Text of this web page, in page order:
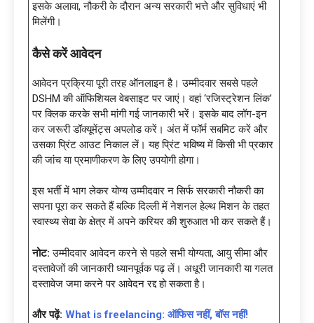
इसके अलावा, नौकरी के दौरान अन्य सरकारी भत्ते और सुविधाएं भी
मिलेंगी।
कैसे करें आवेदन
आवेदन प्रक्रिया पूरी तरह ऑनलाइन है। उम्मीदवार सबसे पहले
DSHM की ऑफिशियल वेबसाइट पर जाएं। वहां ‘रजिस्ट्रेशन लिंक’
पर क्लिक करके सभी मांगी गई जानकारी भरें। इसके बाद लॉग-इन
कर जरूरी डॉक्यूमेंट्स अपलोड करें। अंत में फॉर्म सबमिट करें और
उसका प्रिंट आउट निकाल लें। यह प्रिंट भविष्य में किसी भी प्रकार
की जांच या प्रमाणीकरण के लिए उपयोगी होगा।
इस भर्ती में भाग लेकर योग्य उम्मीदवार न सिर्फ सरकारी नौकरी का
सपना पूरा कर सकते हैं बल्कि दिल्ली में नेशनल हेल्थ मिशन के तहत
स्वास्थ्य सेवा के क्षेत्र में अपने करियर की शुरुआत भी कर सकते हैं।
नोट: उम्मीदवार आवेदन करने से पहले सभी योग्यता, आयु सीमा और
दस्तावेजों की जानकारी ध्यानपूर्वक पढ़ लें। अधूरी जानकारी या गलत
दस्तावेज जमा करने पर आवेदन रद्द हो सकता है।
और पढ़ें: What is freelancing: ऑफिस नहीं, बॉस नहीं!